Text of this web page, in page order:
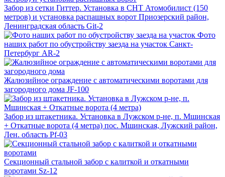
Забор из сетки Гиттер. Установка в СНТ Атомобилист (150
метров) и установка распашных ворот Приозерский район,
Ленинградская область Git-2
Фото
наших работ по обустройству заезда на участок Санкт-
Петербург AR-2
Жалюзийное ограждение с автоматическими воротами для
загородного дома JF-100
Забор из штакетника. Установка в Лужском р-не, п. Мшинская
+ Откатные ворота (4 метра) пос. Мшинская, Лужский район,
Лен. область Pf-03
Секционный стальной забор с калиткой и откатными
воротами Sz-12